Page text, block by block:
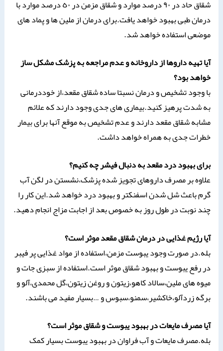
شقاق حاد در ٩٠ درصد موارد و شقاق مزمن در ٥٠ درصد موارد با
درمان طبی بهبود خواهد یافت.برای درمان از ملین ها و پماد های
موضعی استفاده خواهد شد.
آیا تهیه داروها از داروخانه و عدم مراجعه به پزشک مشکل ساز
خواهد بود؟
با وجود تشخیص و درمان نسبتا ساده شقاق مقعد،از خوددرمانی
به شدت پرهیز کنید.بیماری های جدی وجود دارند که علائم
مشابه شقاق مقعد دارند و عدم تشخیص به موقع آنها برای بیمار
خطرات جدی به همراه خواهد داشت.
برای بهبود درد مقعد به دنبال فیشر چه کنیم؟
علاوه بر مصرف داروهای تجویز شده پزشک،نشستن در لگن آب
گرم باعث شل شدن اسفنکتر و بهبود درد خواهد شد.این کار را
چند نوبت در طول روز به خصوص بعد از اجابت مزاج انجام دهید.
آیا رژیم غذایی در درمان شقاق مقعد موثر است؟
بله.در صورت وجود یبوست مزمن،استفاده از مواد غذایی پر فیبر
در رفع یبوست و بهبود شقاق موثر است.استفاده از سبزی جات و
میوه های ملین،سالاد کاهو،زیتون و روغن زیتون،گل محمدی،آلو و
برگه زردآلو،خاکشیر،سمنو،سبوس و …بسیار مفید می باشند.
آیا مصرف مایعات در بهبود یبوست و شقاق موثر است؟
بله.مصرف مایعات و آب فراوان در بهبود یبوست بسیار کمک